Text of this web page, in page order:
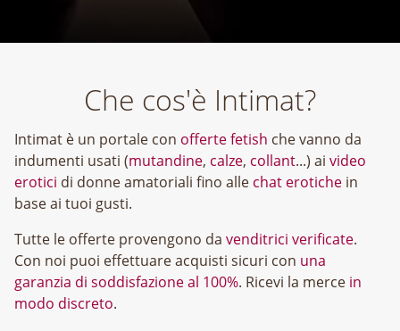
Che cos'è Intimat?
Intimat è un portale con offerte fetish che vanno da
indumenti usati (mutandine, calze, collant...) ai video
erotici di donne amatoriali fino alle chat erotiche in
base ai tuoi gusti.
Tutte le offerte provengono da venditrici verificate.
Con noi puoi effettuare acquisti sicuri con una
garanzia di soddisfazione al 100%. Ricevi la merce in
modo discreto.